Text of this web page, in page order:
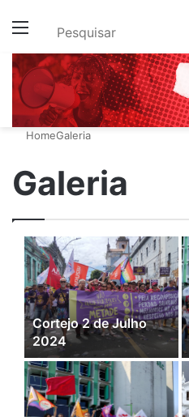
Menu
HomeGaleria
Galeria
Cortejo 2 de Julho
2024